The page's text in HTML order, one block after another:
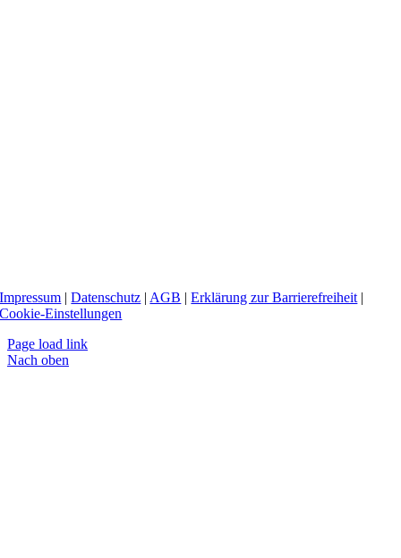
Impressum |Datenschutz | AGB |Erklärung zur Barrierefreiheit |
Cookie-Einstellungen
Page load link
Nach oben